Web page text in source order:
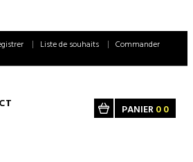
Liste de souhaits Commander
PANIER00